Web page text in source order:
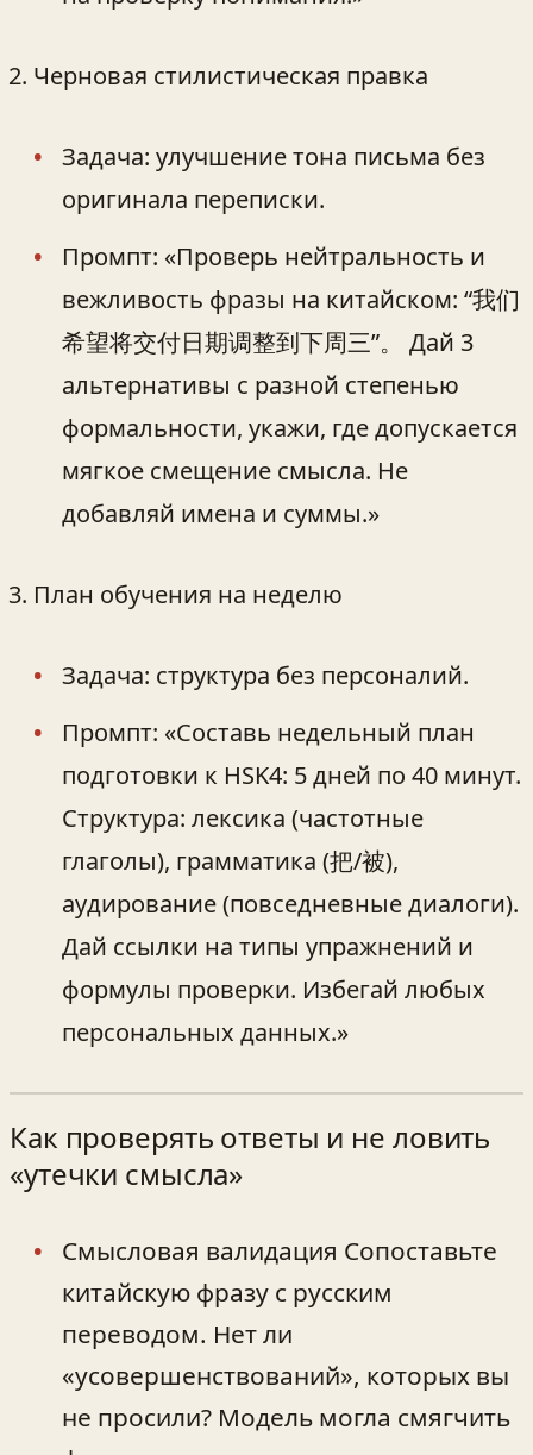
Черновая стилистическая правка
Задача: улучшение тона письма без
оригинала переписки.
Промпт: «Проверь нейтральность и
вежливость фразы на китайском: “我们
希望将交付日期调整到下周三”。 Дай 3
альтернативы с разной степенью
формальности, укажи, где допускается
мягкое смещение смысла. Не
добавляй имена и суммы.»
План обучения на неделю
Задача: структура без персоналий.
Промпт: «Составь недельный план
подготовки к HSK4: 5 дней по 40 минут.
Структура: лексика (частотные
глаголы), грамматика (把/被),
аудирование (повседневные диалоги).
Дай ссылки на типы упражнений и
формулы проверки. Избегай любых
персональных данных.»
Как проверять ответы и не ловить
«утечки смысла»
Смысловая валидация Сопоставьте
китайскую фразу с русским
переводом. Нет ли
«усовершенствований», которых вы
не просили? Модель могла смягчить